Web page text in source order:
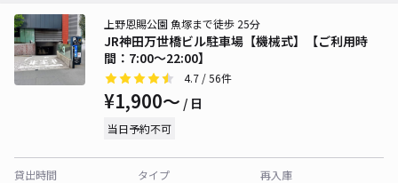
JR神田万世橋ビル駐車場【機械式】【ご利用時
間：7:00～22:00】
上野恩賜公園 魚塚まで徒歩 25分
4.7 / 56件
¥1,900〜 / 日
当日予約不可
貸出時間
タイプ
再入庫